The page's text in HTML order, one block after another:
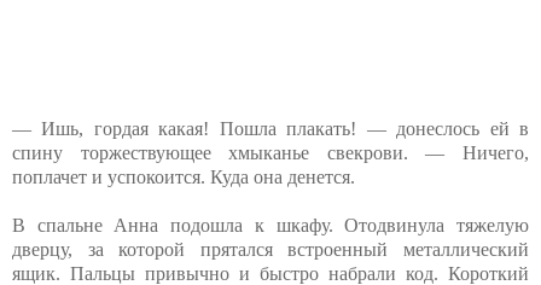
— Ишь, гордая какая! Пошла плакать! — донеслось ей в
спину торжествующее хмыканье свекрови. — Ничего,
поплачет и успокоится. Куда она денется.
В спальне Анна подошла к шкафу. Отодвинула тяжелую
дверцу, за которой прятался встроенный металлический
ящик. Пальцы привычно и быстро набрали код. Короткий